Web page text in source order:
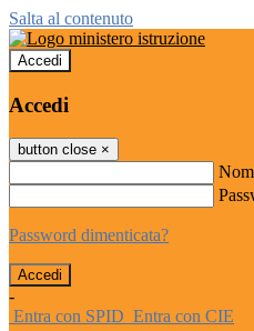
Salta al contenuto
Accedi
Accedi
button close ×
Password dimenticata?
-
Entra con SPID Entra con CIE